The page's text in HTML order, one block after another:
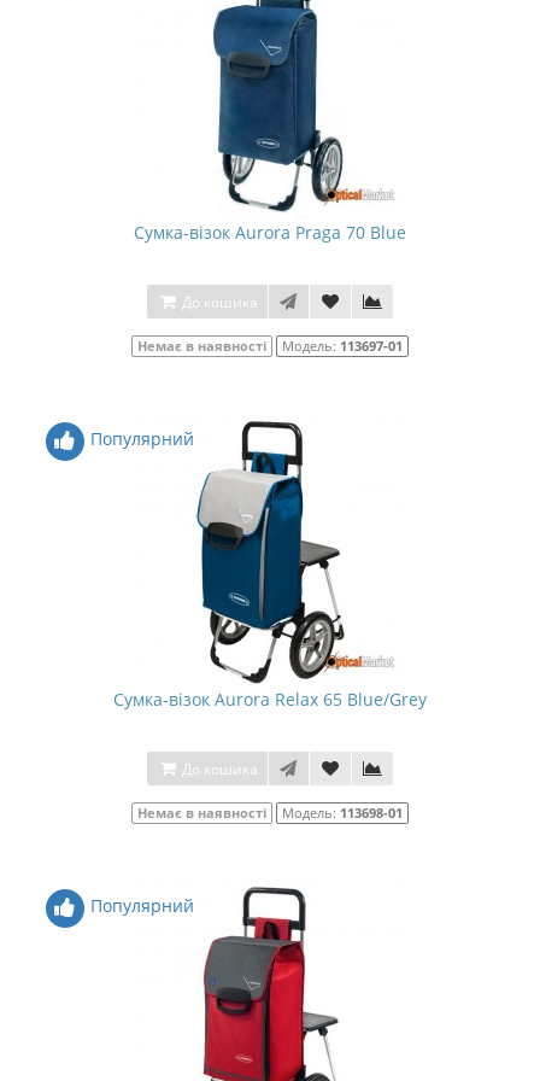
Сумка-візок Aurora Praga 70 Blue
До кошика
Немає в наявності Модель: 113697-01
Популярний
Сумка-візок Aurora Relax 65 Blue/Grey
До кошика
Немає в наявності Модель: 113698-01
Популярний